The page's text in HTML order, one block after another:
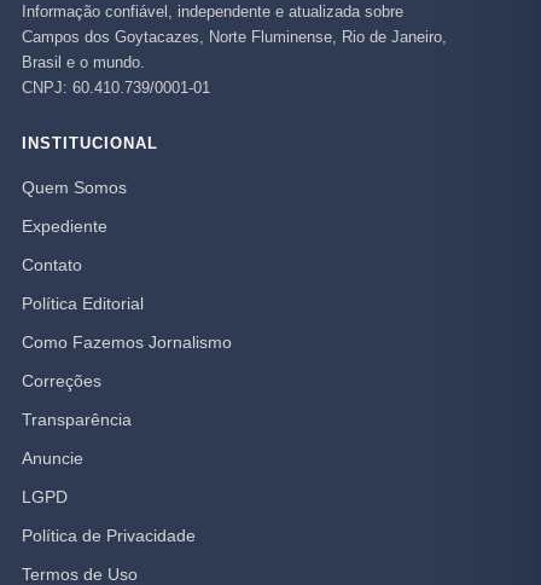
Informação confiável, independente e atualizada sobre
Campos dos Goytacazes, Norte Fluminense, Rio de Janeiro,
Brasil e o mundo.
CNPJ: 60.410.739/0001-01
INSTITUCIONAL
Quem Somos
Expediente
Contato
Política Editorial
Como Fazemos Jornalismo
Correções
Transparência
Anuncie
LGPD
Política de Privacidade
Termos de Uso